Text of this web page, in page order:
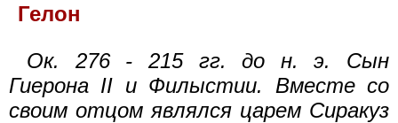
Гелон
Ок. 276 - 215 гг. до н. э. Сын
Гиерона II и Филыстии. Вместе со
своим отцом являлся царем Сиракуз